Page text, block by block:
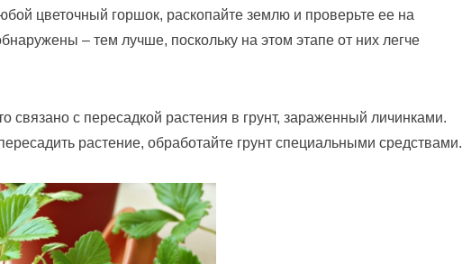
цветочный горшок, раскопайте землю и проверьте ее на
– тем лучше, поскольку на этом этапе от них легче
связано с пересадкой растения в грунт, зараженный личинками.
растение, обработайте грунт специальными средствами.